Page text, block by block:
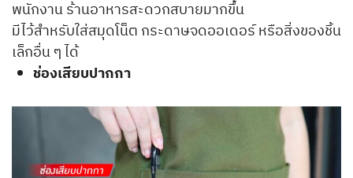
พนักงาน ร้านอาหารสะดวกสบายมากขึ้น
มีไว้สำหรับใส่สมุดโน็ต กระดาษจดออเดอร์ หรือสิ่งของชิ้น
เล็กอื่น ๆ ได้
ช่องเสียบปากกา